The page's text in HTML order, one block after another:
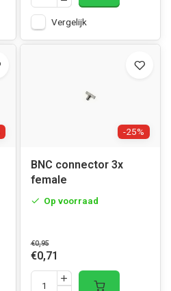
Vergelijk
-25%
BNC connector 3x
female
Op voorraad
€0,95
€0,71